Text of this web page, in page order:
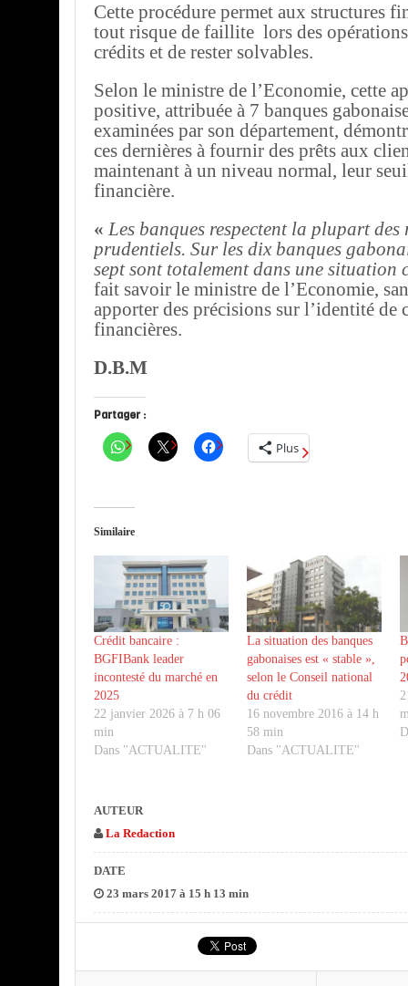
Cette procédure permet aux structures
tout risque de faillite lors des
crédits et de rester solvables.
Selon le ministre de l’Economie, cette
positive, attribuée à 7 banques
examinées par son département,
ces dernières à fournir des prêts aux
maintenant à un niveau normal, leur
financière.
« Les banques respectent la plupart des
prudentiels. Sur les dix banques
sept sont totalement dans une
fait savoir le ministre de l’Economie,
apporter des précisions sur l’identité de
financières.
D.B.M
Partager :
Plus
Similaire
Crédit bancaire :
BGFIBank leader
incontesté du marché en
2025
22 janvier 2026 à 7 h 06
min
Dans "ACTUALITE"
La situation des banques
gabonaises est « stable »,
selon le Conseil national
du crédit
16 novembre 2016 à 14 h
58 min
Dans "ACTUALITE"
AUTEUR
La Redaction
DATE
23 mars 2017 à 15 h 13 min